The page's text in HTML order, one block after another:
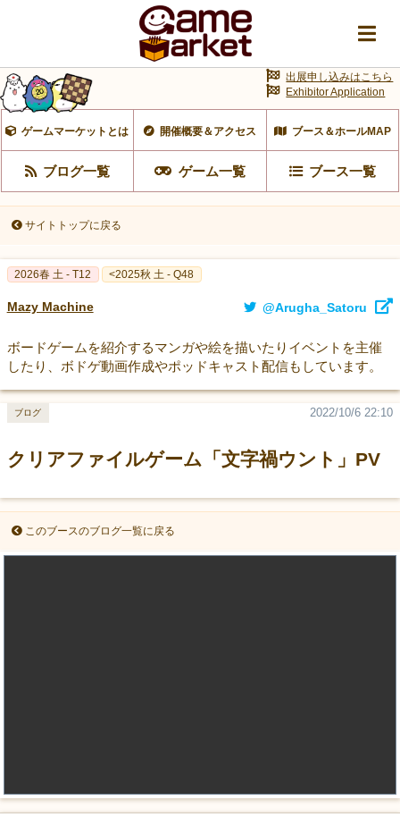
ゲームマーケットとは 開催概要＆アクセス ブース＆ホールMAP
ブログ一覧 ゲーム一覧 ブース一覧
出展申し込みはこちら
Exhibitor Application
サイトトップに戻る
2026春 土 - T12 <2025秋 土 - Q48
Mazy Machine @Arugha_Satoru
ボードゲームを紹介するマンガや絵を描いたりイベントを主催
したり、ボドゲ動画作成やポッドキャスト配信もしています。
クリアファイルゲーム「文字禍ウント」PV
2022/10/6 22:10
ブログ
このブースのブログ一覧に戻る